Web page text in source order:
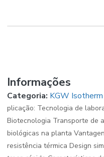
Informações
Categoria: KGW Isotherm
plicação: Tecnologia de
Biotecnologia Transporte de
biológicas na planta
resistência térmica Design